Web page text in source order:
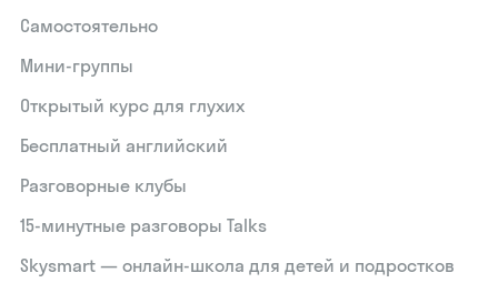
Самостоятельно
Мини-группы
Открытый курс для глухих
Бесплатный английский
Разговорные клубы
15‑минутные разговоры Talks
Skysmart — онлайн-школа для детей и подростков